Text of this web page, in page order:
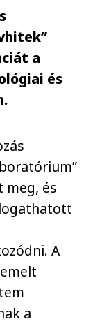
a
és
meg, és
A
a